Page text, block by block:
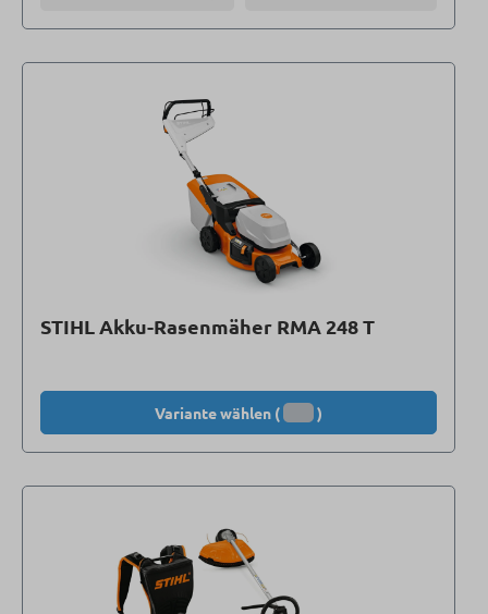
STIHL Akku-Rasenmäher RMA 248 T
Variante wählen ( )